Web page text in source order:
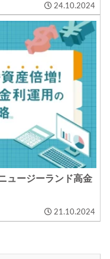
24.10.2024
ュージーランド高金
21.10.2024